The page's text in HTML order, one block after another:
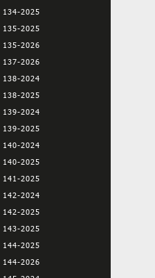
134-2025
135-2025
135-2026
137-2026
138-2024
138-2025
139-2024
139-2025
140-2024
140-2025
141-2025
142-2024
142-2025
143-2025
144-2025
144-2026